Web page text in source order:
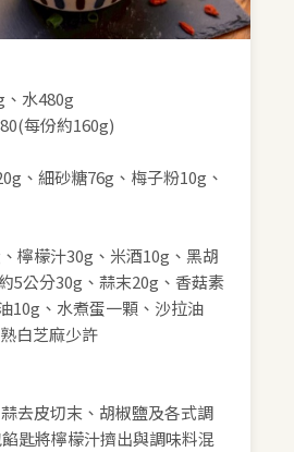
水480g
每份約160g)
、細砂糖76g、梅子粉10g、
檸檬汁30g、米酒10g、黑胡
5公分30g、蒜末20g、香菇素
10g、水煮蛋一顆、沙拉油
白芝麻少許
去皮切末、胡椒鹽及各式調
匙將檸檬汁擠出與調味料混